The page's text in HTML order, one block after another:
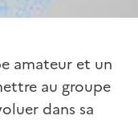
amateur et un
au groupe
dans sa